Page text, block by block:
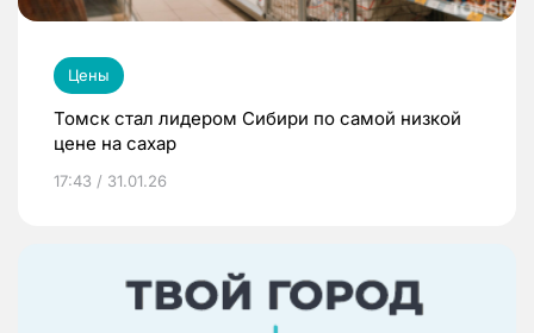
Цены
Томск стал лидером Сибири по самой низкой
цене на сахар
17:43 / 31.01.26